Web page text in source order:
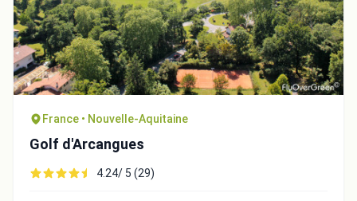
France • Nouvelle-Aquitaine
Golf d'Arcangues
4.24/ 5 (29)